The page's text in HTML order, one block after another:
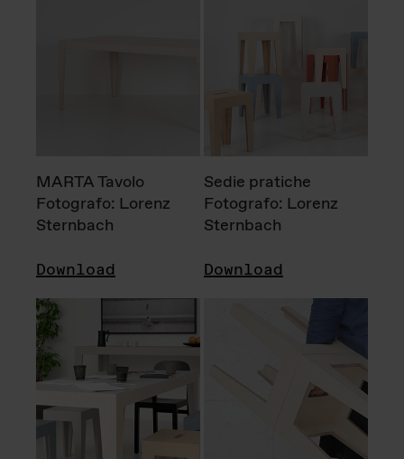
MARTA Tavolo
Fotografo: Lorenz
Sternbach
Download
Sedie pratiche
Fotografo: Lorenz
Sternbach
Download